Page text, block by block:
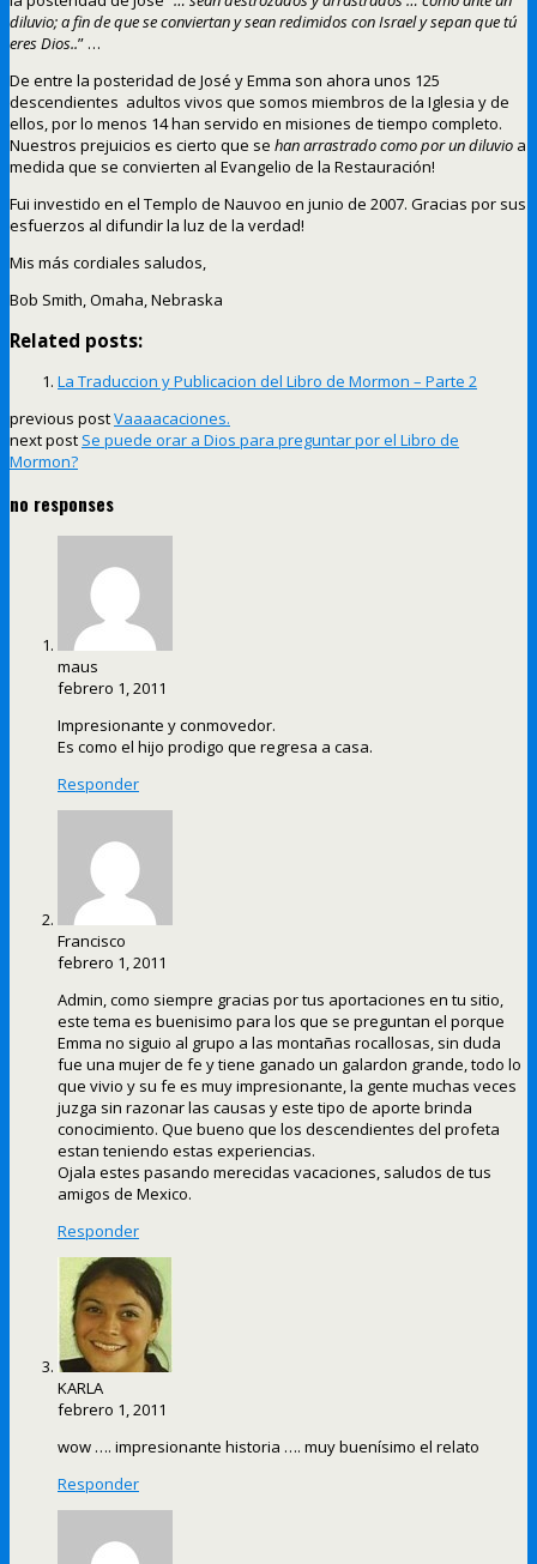
diluvio; a fin de que se conviertan y sean redimidos con Israel y sepan que tú
eres Dios..” …
De entre la posteridad de José y Emma son ahora unos 125
descendientes adultos vivos que somos miembros de la Iglesia y de
ellos, por lo menos 14 han servido en misiones de tiempo completo.
Nuestros prejuicios es cierto que se han arrastrado como por un diluvio a
medida que se convierten al Evangelio de la Restauración!
Fui investido en el Templo de Nauvoo en junio de 2007. Gracias por sus
esfuerzos al difundir la luz de la verdad!
Mis más cordiales saludos,
Bob Smith, Omaha, Nebraska
Related posts:
La Traduccion y Publicacion del Libro de Mormon – Parte 2
previous postVaaaacaciones.
next post Se puede orar a Dios para preguntar por el Libro de
Mormon?
no responses
maus
febrero 1, 2011
Impresionante y conmovedor.
Es como el hijo prodigo que regresa a casa.
Responder
Francisco
febrero 1, 2011
Admin, como siempre gracias por tus aportaciones en tu sitio,
este tema es buenisimo para los que se preguntan el porque
Emma no siguio al grupo a las montañas rocallosas, sin duda
fue una mujer de fe y tiene ganado un galardon grande, todo lo
que vivio y su fe es muy impresionante, la gente muchas veces
juzga sin razonar las causas y este tipo de aporte brinda
conocimiento. Que bueno que los descendientes del profeta
estan teniendo estas experiencias.
Ojala estes pasando merecidas vacaciones, saludos de tus
amigos de Mexico.
Responder
KARLA
febrero 1, 2011
wow …. impresionante historia …. muy buenísimo el relato
Responder